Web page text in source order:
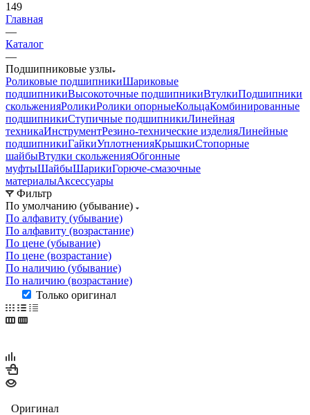
149
Главная
—
Каталог
—
Подшипниковые узлы
Роликовые подшипникиШариковые
подшипникиВысокоточные подшипникиВтулкиПодшипники
скольженияРоликиРолики опорныеКольцаКомбинированные
подшипникиСтупичные подшипникиЛинейная
техникаИнструментРезино-технические изделияЛинейные
подшипникиГайкиУплотненияКрышкиСтопорные
шайбыВтулки скольженияОбгонные
муфтыШайбыШарикиГорюче-смазочные
материалыАксессуары
Фильтр
По умолчанию (убывание)
По алфавиту (убывание)
По алфавиту (возрастание)
По цене (убывание)
По цене (возрастание)
По наличию (убывание)
По наличию (возрастание)
Только оригинал
Оригинал